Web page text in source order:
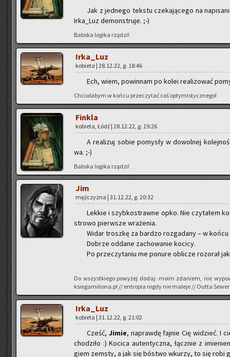
Jak z jed­ne­go tek­stu cze­ka­ją­ce­go na
Ir­ka­_Luz de­mon­stru­je. ;-)
Bab­ska lo­gi­ka rzą­dzi!
Ir­ka­_Luz
ko­bie­ta | 28.12.22, g. 18:46
Ech, wiem, po­win­nam po kolei re­ali­zo­wać
Chcia­ła­bym w końcu prze­czy­tać coś opty­mi­stycz­ne­go!
Fin­kla
ko­bie­ta, Łódź | 28.12.22, g. 19:26
A re­ali­zuj sobie po­my­sły w do­wol­nej
wa. ;-)
Bab­ska lo­gi­ka rzą­dzi!
Jim
męż­czy­zna | 31.12.22, g. 20:32
Lek­kie i szyb­ko­straw­ne opko. Nie czy­ta­łem
stro­wo pierw­sze wra­że­nia.
Widar trosz­kę za bar­dzo roz­ga­da­ny – w
Do­brze od­da­ne za­cho­wa­nie ko­ci­cy.
Po prze­czy­ta­niu me po­nu­re ob­li­cze roz­orał
Do wszyst­kie­go po­wy­żej dodaj: moim zda­niem, nie
ksiegamiliona.pl // en­tro­pia nigdy nie ma­le­je // Outta
Ir­ka­_Luz
ko­bie­ta | 31.12.22, g. 21:02
Cześć, Jimie, na­praw­dę faj­nie Cię wi­dzieć. I
cho­dzi­ło :) Ko­ci­ca au­ten­tycz­na, łącz­nie z
giem ze­msty, a jak się bó­stwo wku­rzy, to się robi